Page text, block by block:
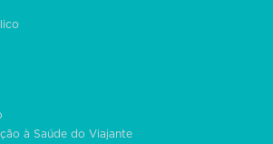
à Saúde do Viajante